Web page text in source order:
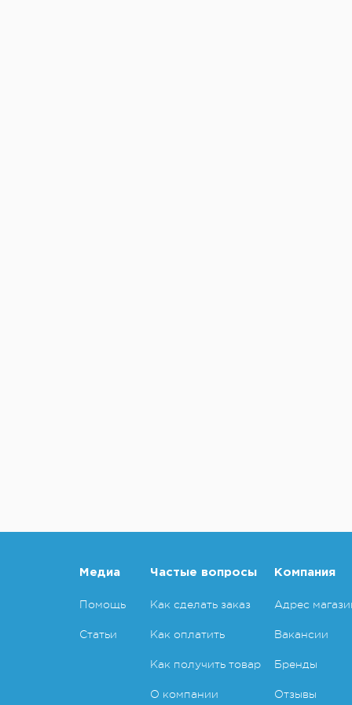
Медиа
Помощь
Статьи
Частые вопросы
Как сделать заказ
Как оплатить
Как получить товар
О компании
Компания
Адрес
Вакансии
Бренды
Отзывы